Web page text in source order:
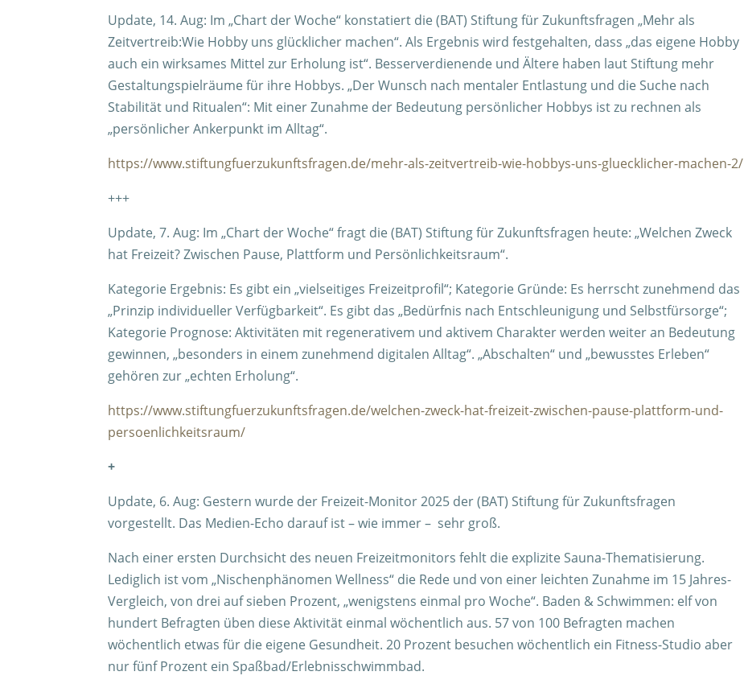
Update, 14. Aug: Im „Chart der Woche“ konstatiert die (BAT) Stiftung für Zukunftsfragen „Mehr als
Zeitvertreib:Wie Hobby uns glücklicher machen“. Als Ergebnis wird festgehalten, dass „das eigene Hobby
auch ein wirksames Mittel zur Erholung ist“. Besserverdienende und Ältere haben laut Stiftung mehr
Gestaltungspielräume für ihre Hobbys. „Der Wunsch nach mentaler Entlastung und die Suche nach
Stabilität und Ritualen“: Mit einer Zunahme der Bedeutung persönlicher Hobbys ist zu rechnen als
„persönlicher Ankerpunkt im Alltag“.
https://www.stiftungfuerzukunftsfragen.de/mehr-als-zeitvertreib-wie-hobbys-uns-gluecklicher-machen-2/
+++
Update, 7. Aug: Im „Chart der Woche“ fragt die (BAT) Stiftung für Zukunftsfragen heute: „Welchen Zweck
hat Freizeit? Zwischen Pause, Plattform und Persönlichkeitsraum“.
Kategorie Ergebnis: Es gibt ein „vielseitiges Freizeitprofil“; Kategorie Gründe: Es herrscht zunehmend das
„Prinzip individueller Verfügbarkeit“. Es gibt das „Bedürfnis nach Entschleunigung und Selbstfürsorge“;
Kategorie Prognose: Aktivitäten mit regenerativem und aktivem Charakter werden weiter an Bedeutung
gewinnen, „besonders in einem zunehmend digitalen Alltag“. „Abschalten“ und „bewusstes Erleben“
gehören zur „echten Erholung“.
https://www.stiftungfuerzukunftsfragen.de/welchen-zweck-hat-freizeit-zwischen-pause-plattform-und-
persoenlichkeitsraum/
+
Update, 6. Aug: Gestern wurde der Freizeit-Monitor 2025 der (BAT) Stiftung für Zukunftsfragen
vorgestellt. Das Medien-Echo darauf ist – wie immer – sehr groß.
Nach einer ersten Durchsicht des neuen Freizeitmonitors fehlt die explizite Sauna-Thematisierung.
Lediglich ist vom „Nischenphänomen Wellness“ die Rede und von einer leichten Zunahme im 15 Jahres-
Vergleich, von drei auf sieben Prozent, „wenigstens einmal pro Woche“. Baden & Schwimmen: elf von
hundert Befragten üben diese Aktivität einmal wöchentlich aus. 57 von 100 Befragten machen
wöchentlich etwas für die eigene Gesundheit. 20 Prozent besuchen wöchentlich ein Fitness-Studio aber
nur fünf Prozent ein Spaßbad/Erlebnisschwimmbad.